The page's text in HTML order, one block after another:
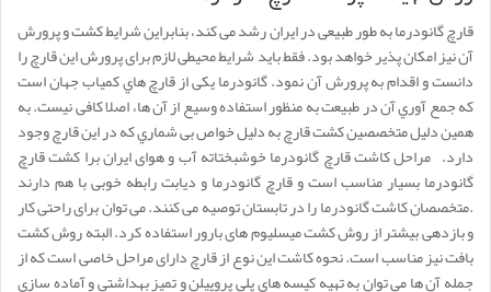
قارچ گانودرما به طور طبیعی در ایران رشد می کند، بنابراین شرایط کشت و پرورش
آن نیز امکان پذیر خواهد بود. فقط باید شرایط محیطی لازم برای پرورش این قارچ را
دانست و اقدام به پرورش آن نمود. گانودرما یکی از قارچ هاي کمیاب جهان است
که جمع آوري آن در طبیعت به منظور استفاده وسیع از آن ها، اصلا کافی نیست. به
همین دلیل متخصصین کشت قارچ به دلیل خواص بی شماري که در این قارچ وجود
دارد. مراحل کاشت قارچ گانودرما خوشبختاته آب و هوای ایران برا کشت قارچ
گانودرما بسیار مناسب است و قارچ گانودرما و دیابت رابطه خوبی با هم دارند
.متخصصان کاشت گانودرما را در تابستان توصیه می کنند. می توان برای راحتی کار
و بازدهی بیشتر از روش کشت میسلیوم های بارور استفاده کرد. البته روش کشت
بافت نیز مناسب است. نحوه کاشت این نوع از قارچ دارای مراحل خاصی است که از
جمله آن ها می توان به تهیه کیسه های پلی پروپیلن و تمیز بهداشتی و آماده سازی